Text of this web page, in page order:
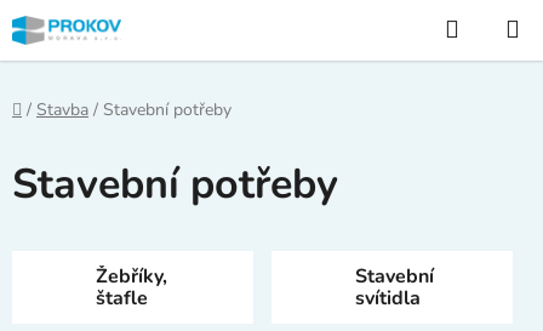
Přejít
na
obsah
Hledat
Domů
/ Stavba / Stavební potřeby
Stavební potřeby
Žebříky,
štafle
Stavební
svítidla